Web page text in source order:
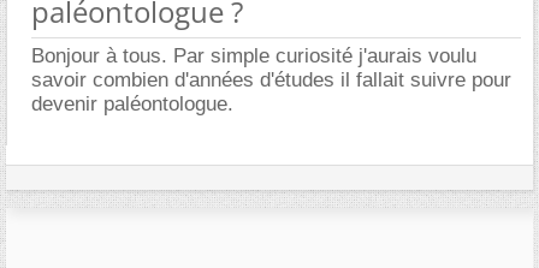
paléontologue ?
Bonjour à tous. Par simple curiosité j'aurais voulu
savoir combien d'années d'études il fallait suivre pour
devenir paléontologue.